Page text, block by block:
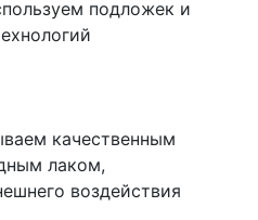
подложек и
качественным
лаком,
воздействия